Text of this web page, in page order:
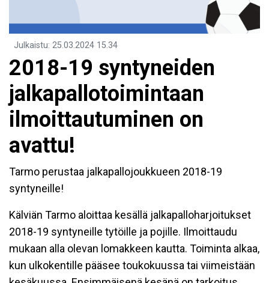
Julkaistu: 25.03.2024 15.34
2018-19 syntyneiden
jalkapallotoimintaan
ilmoittautuminen on
avattu!
Tarmo perustaa jalkapallojoukkueen 2018-19
syntyneille!
Kälviän Tarmo aloittaa kesällä jalkapalloharjoitukset
2018-19 syntyneille tytöille ja pojille. Ilmoittaudu
mukaan alla olevan lomakkeen kautta. Toiminta alkaa,
kun ulkokentille pääsee toukokuussa tai viimeistään